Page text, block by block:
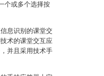
个或多个选择按
息识别的课堂交
术的课堂交互应
并且采用技术手